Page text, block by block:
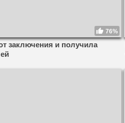
76%
заключения и получила